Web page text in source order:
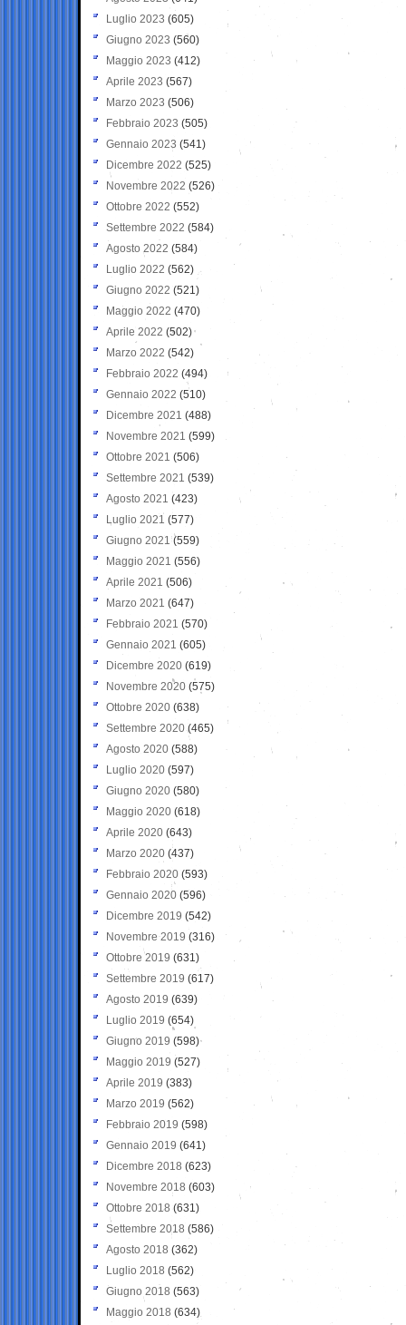
Luglio 2023 (605)
Giugno 2023 (560)
Maggio 2023 (412)
Aprile 2023 (567)
Marzo 2023 (506)
Febbraio 2023 (505)
Gennaio 2023 (541)
Dicembre 2022 (525)
Novembre 2022 (526)
Ottobre 2022 (552)
Settembre 2022 (584)
Agosto 2022 (584)
Luglio 2022 (562)
Giugno 2022 (521)
Maggio 2022 (470)
Aprile 2022 (502)
Marzo 2022 (542)
Febbraio 2022 (494)
Gennaio 2022 (510)
Dicembre 2021 (488)
Novembre 2021 (599)
Ottobre 2021 (506)
Settembre 2021 (539)
Agosto 2021 (423)
Luglio 2021 (577)
Giugno 2021(559)
Maggio 2021 (556)
Aprile 2021 (506)
Marzo 2021 (647)
Febbraio 2021 (570)
Gennaio 2021 (605)
Dicembre 2020 (619)
Novembre 2020 (575)
Ottobre 2020 (638)
Settembre 2020(465)
Agosto 2020 (588)
Luglio 2020 (597)
Giugno 2020 (580)
Maggio 2020 (618)
Aprile 2020 (643)
Marzo 2020 (437)
Febbraio 2020 (593)
Gennaio 2020 (596)
Dicembre 2019 (542)
Novembre 2019 (316)
Ottobre 2019 (631)
Settembre 2019 (617)
Agosto 2019 (639)
Luglio 2019 (654)
Giugno 2019 (598)
Maggio 2019 (527)
Aprile 2019 (383)
Marzo 2019 (562)
Febbraio 2019 (598)
Gennaio 2019 (641)
Dicembre 2018 (623)
Novembre 2018 (603)
Ottobre 2018 (631)
Settembre 2018 (586)
Agosto 2018 (362)
Luglio 2018 (562)
Giugno 2018 (563)
Maggio 2018 (634)